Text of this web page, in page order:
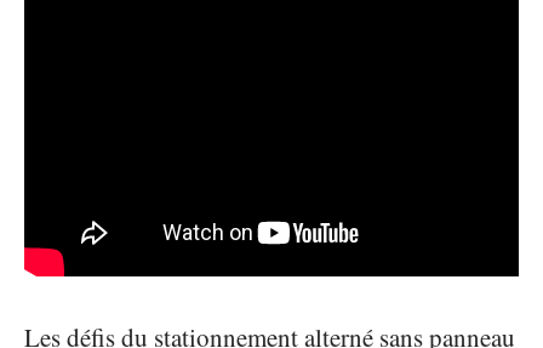
Les défis du stationnement alterné sans panneau